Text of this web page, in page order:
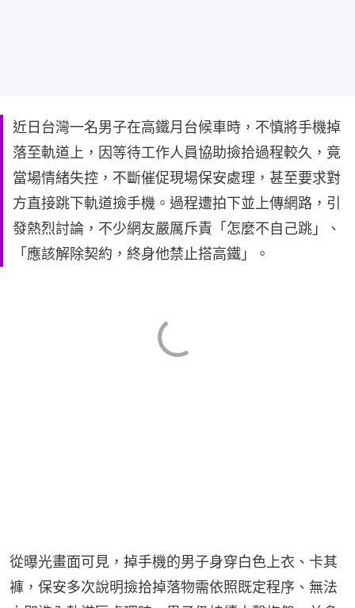
近日台灣一名男子在高鐵月台候車時，不慎將手機掉
落至軌道上，因等待工作人員協助撿拾過程較久，竟
當場情緒失控，不斷催促現場保安處理，甚至要求對
方直接跳下軌道撿手機。過程遭拍下並上傳網路，引
發熱烈討論，不少網友嚴厲斥責「怎麼不自己跳」、
「應該解除契約，終身他禁止搭高鐵」。
從曝光畫面可見，掉手機的男子身穿白色上衣、卡其
褲，保安多次說明撿拾掉落物需依照既定程序、無法